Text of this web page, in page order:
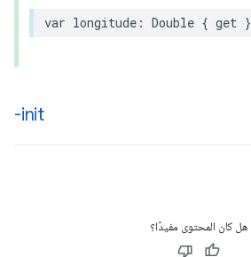
var longitude : Double { get }
-init
هل كان المحتوى مفيدًا؟